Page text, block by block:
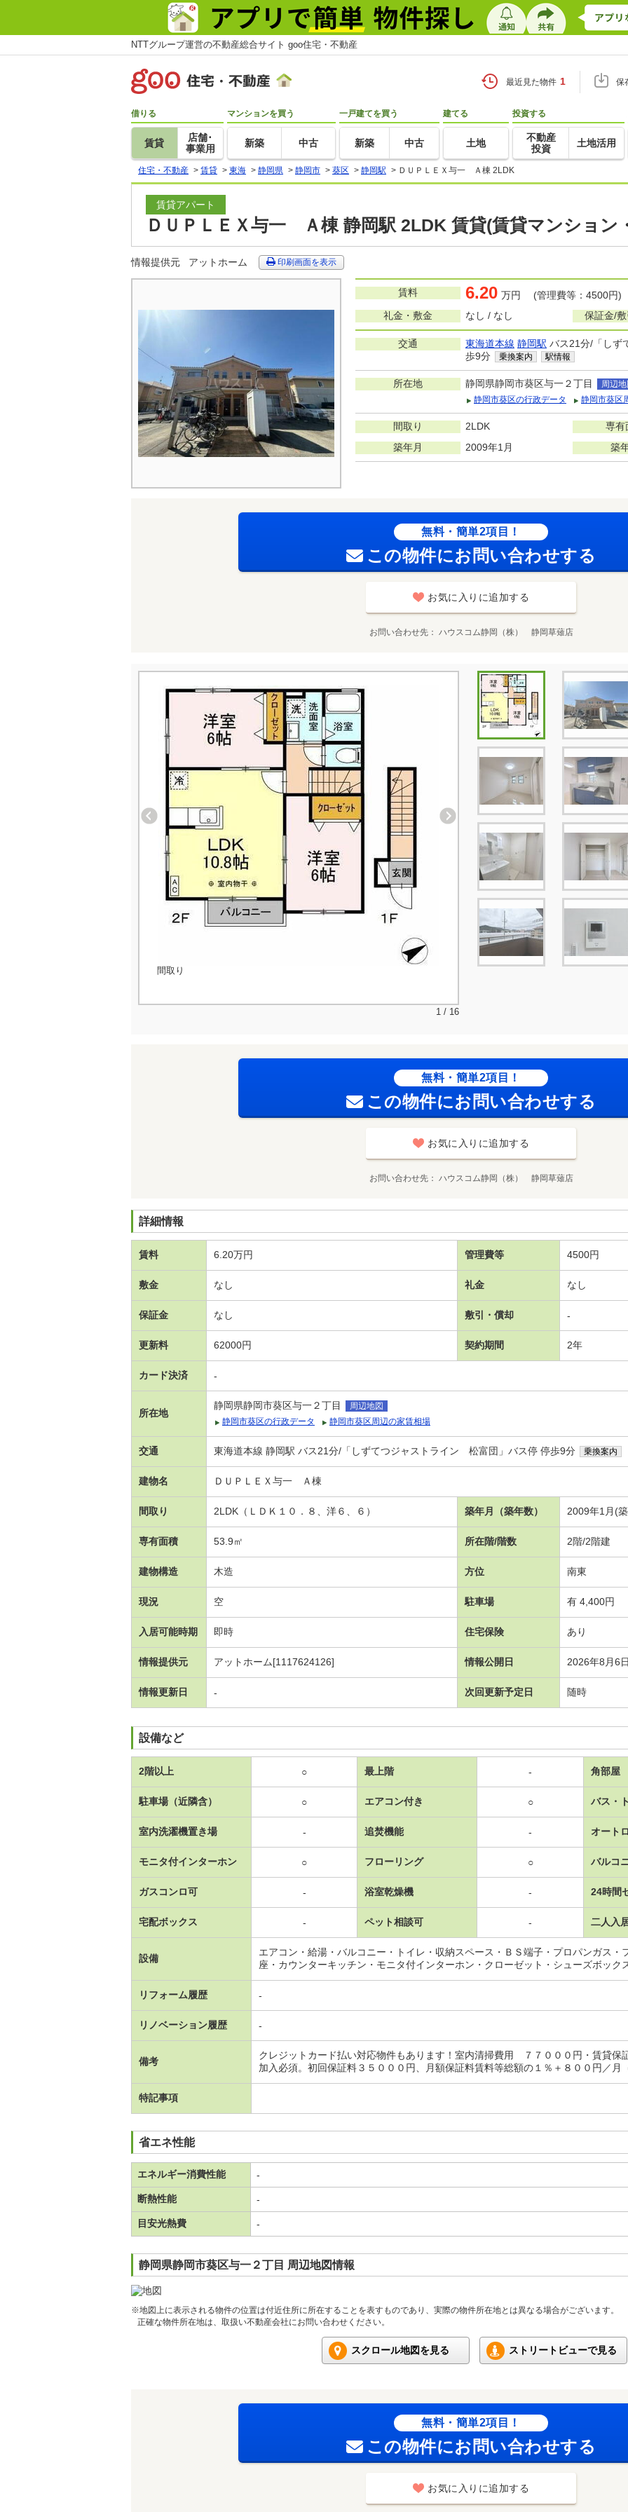
NTTグループ運営の不動産総合サイト goo住宅・不動産
最近見た物件 1 保
借りる
賃貸
店舗･
事業用
マンションを買う
新築 中古
一戸建てを買う
新築 中古
建てる
土地
投資する
不動産
投資
土地活用
住宅・不動産 > 賃貸 > 東海 > 静岡県 > 静岡市 > 葵区 > 静岡駅 > ＤＵＰＬＥＸ与一 Ａ棟 2LDK
賃貸アパート
ＤＵＰＬＥＸ与一 Ａ棟 静岡駅 2LDK 賃貸(賃貸マンション
情報提供元 アットホーム 印刷画面を表示
賃料 6.20 万円 (管理費等：4500円)
礼金・敷金
なし / なし 保証金/
交通 東海道本線 静岡駅 バス21分/「しず
歩9分
乗換案内 駅情報
所在地 静岡県静岡市葵区与一２丁目
周辺地
静岡市葵区の行政データ
静岡市葵区
間取り 2LDK 専有
築年月 2009年1月 築
無料・簡単2項目！
この物件にお問い合わせする
お気に入りに追加する
お問い合わせ先 ハウスコム静岡（株） 静岡草薙店
間取り
1 / 16
無料・簡単2項目！
この物件にお問い合わせする
お気に入りに追加する
お問い合わせ先 ハウスコム静岡（株） 静岡草薙店
詳細情報
賃料 6.20万円 管理費等 4500円
敷金 なし 礼金 なし
保証金 なし 敷引・償却 -
更新料 62000円 契約期間 2年
カード決済 -
所在地
静岡県静岡市葵区与一２丁目
周辺地図
静岡市葵区の行政データ
静岡市葵区周辺の家賃相場
交通 東海道本線 静岡駅 バス21分/「しずてつジャストライン 松富団」バス停 停歩9分 乗換案内
建物名 ＤＵＰＬＥＸ与一 Ａ棟
間取り 2LDK（ＬＤＫ１０．８、洋６、６） 築年月（築年数） 2009年1月(
専有面積 53.9㎡ 所在階/階数 2階/2階建
建物構造 木造 方位 南東
現況 空 駐車場 有 4,400円
入居可能時期 即時 住宅保険 あり
情報提供元 アットホーム[1117624126] 情報公開日 2026年8月6日
情報更新日 - 次回更新予定日 随時
設備など
2階以上 ○ 最上階 - 角部屋
駐車場（近隣含） ○ エアコン付き ○ バス・
室内洗濯機置き場 - 追焚機能 - オート
モニタ付インターホン ○ フローリング ○ バルコ
ガスコンロ可 - 浴室乾燥機 - 24時間
宅配ボックス - ペット相談可 - 二人入
設備
エアコン・給湯・バルコニー・トイレ・収納スペース・ＢＳ端子・プロパンガス・
座・カウンターキッチン・モニタ付インターホン・クローゼット・シューズボック
リフォーム履歴 -
リノベーション履歴 -
備考
クレジットカード払い対応物件もあります！室内清掃費用 ７７０００円・賃貸
加入必須。初回保証料３５０００円、月額保証料賃料等総額の１％＋８００円／月
特記事項
省エネ性能
エネルギー消費性能 -
断熱性能 -
目安光熱費 -
静岡県静岡市葵区与一２丁目 周辺地図情報
※地図上に表示される物件の位置は付近住所に所在することを表すものであり、実際の物件所在地とは異なる場合がございます。
正確な物件所在地は、取扱い不動産会社にお問い合わせください。
スクロール地図を見る ストリートビューで見る
無料・簡単2項目！
この物件にお問い合わせする
お気に入りに追加する